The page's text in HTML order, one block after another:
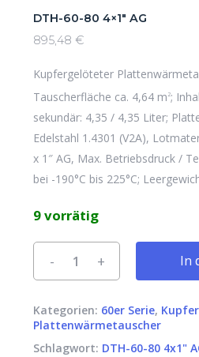
DTH-60-80 4×1″ AG
895,48 €
Kupfergelöteter
Tauscherfläche ca. 4,64 m 2;
sekundär: 4,35 / 4,35 Liter;
Edelstahl 1.4301 (V2A),
x 1″ AG, Max. Betriebsdruck /
bei -190°C bis 225°C;
9 vorrätig
In
Kategorien: 60er Serie,
Plattenwärmetauscher
Schlagwort: DTH-60-80 4x1"